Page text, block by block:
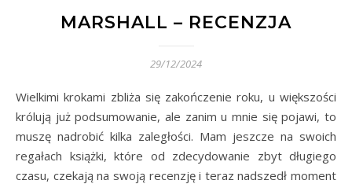
MARSHALL – RECENZJA
29/12/2024
Wielkimi krokami zbliża się zakończenie roku, u większości
królują już podsumowanie, ale zanim u mnie się pojawi, to
muszę nadrobić kilka zaległości. Mam jeszcze na swoich
regałach książki, które od zdecydowanie zbyt długiego
czasu, czekają na swoją recenzję i teraz nadszedł moment